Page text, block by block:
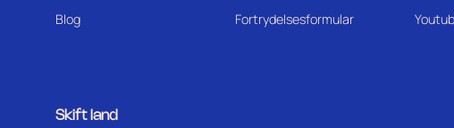
Blog Fortrydelsesformular
Skift land